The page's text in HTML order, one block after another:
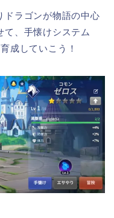
ドラゴンが物語の中心
て、手懐けシステム
成していこう！